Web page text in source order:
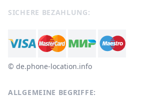
SICHERE BEZAHLUNG:
© ‌de.phone-location.info
ALLGEMEINE BEGRIFFE: